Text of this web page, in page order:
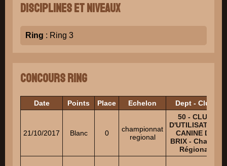
Disciplines et niveaux
Ring : Ring 3
Concours Ring
Date Points Place Echelon Dept - Club
21/10/2017 Blanc 0
championnat
regional
50 - CLUB
D'UTILISATION
CANINE DE
BRIX - Champ.
Régional